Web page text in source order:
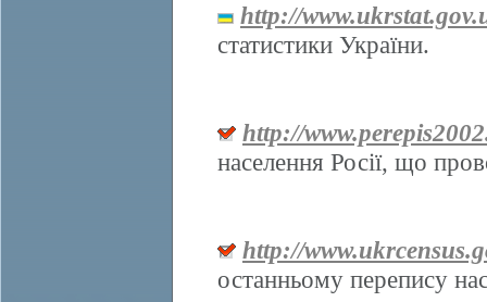
http://
статистики України.
http://
населення Росії, що
http://
останньому перепису